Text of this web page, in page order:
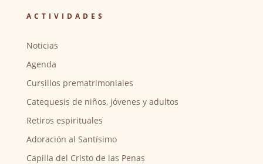
ACTIVIDADES
Noticias
Agenda
Cursillos prematrimoniales
Catequesis de niños, jóvenes y adultos
Retiros espirituales
Adoración al Santísimo
Capilla del Cristo de las Penas